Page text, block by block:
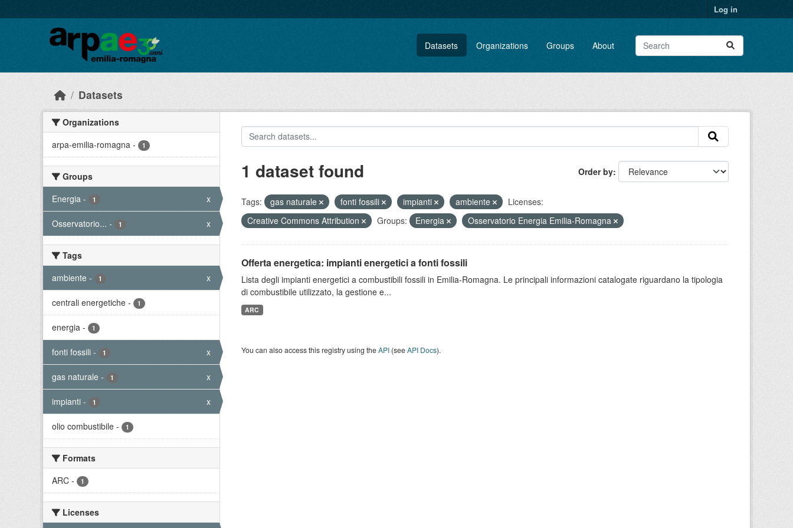
Log in
Datasets Organizations Groups About
Datasets
Organizations
arpa-emilia-romagna - 1
Groups
Energia - 1 x
Osservatorio... - 1 x
Tags
ambiente - 1 x
centrali energetiche - 1
energia - 1
fonti fossili - 1 x
gas naturale - 1 x
impianti - 1 x
olio combustibile - 1
Formats
ARC - 1
Licenses
Order by
1 dataset found
Tags: gas naturale fonti fossili impianti ambiente
Licenses:
Creative Commons Attribution
Groups: Energia Osservatorio Energia Emilia-Romagna
Offerta energetica: impianti energetici a fonti fossili
Lista degli impianti energetici a combustibili fossili in Emilia-Romagna. Le principali informazioni catalogate riguardano la tipologia
di combustibile utilizzato, la gestione e...
ARC
You can also access this registry using theAPI(seeAPI Docs).